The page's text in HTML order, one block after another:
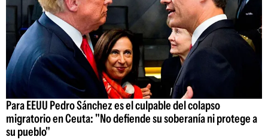
Para EEUU Pedro Sánchez es el culpable del colapso
migratorio en Ceuta: "No defiende su soberanía ni protege a
su pueblo"